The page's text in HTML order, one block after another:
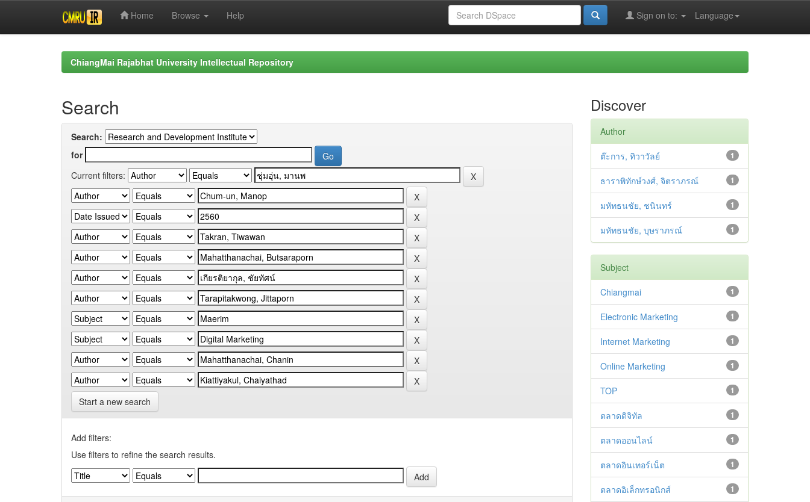
Home Browse Help Language
Sign on to:
ChiangMai Rajabhat University Intellectual Repository
Search
Search:
for
Current filters:
Start a new search
Add filters:
Use filters to refine the search results.
Discover
Author
1
ต๊ะการ, ทิวาวัลย์
1
ธาราพิทักษ์วงศ์, จิตราภรณ์
1
มหัทธนชัย, ชนินทร์
1
มหัทธนชัย, บุษราภรณ์
Subject
1
Chiangmai
1
Electronic Marketing
1
Internet Marketing
1
Online Marketing
1
TOP
1
ตลาดดิจิทัล
1
ตลาดออนไลน์
1
ตลาดอินเทอร์เน็ต
1
ตลาดอิเล็กทรอนิกส์